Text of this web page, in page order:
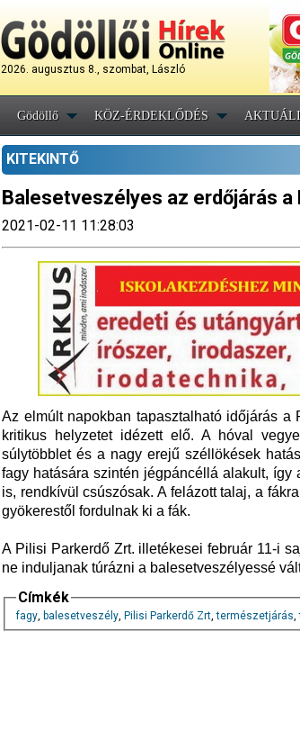
2026. augusztus 8., szombat, László
Gödöllő KÖZ-ÉRDEKLŐDÉS
KITEKINTŐ
Balesetveszélyes az erdőjárás
2021-02-11 11:28:03
Az elmúlt napokban tapasztalható időjárás
kritikus helyzetet idézett elő. A hóval
súlytöbblet és a nagy erejű széllökések
fagy hatására szintén jégpáncéllá alakult,
is, rendkívül csúszósak. A felázott talaj, a
gyökerestől fordulnak ki a fák.
A Pilisi Parkerdő Zrt. illetékesei február 11-i
ne induljanak túrázni a balesetveszélyessé
Címkék
fagy, balesetveszély, Pilisi Parkerdő Zrt,természetjárás,